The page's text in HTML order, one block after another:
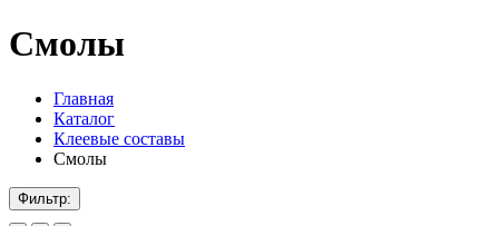
Смолы
Главная
Каталог
Клеевые составы
Смолы
Фильтр: